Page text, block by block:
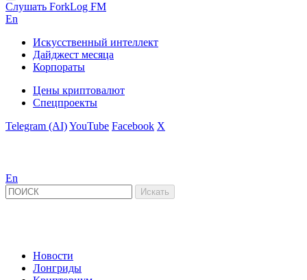
Слушать ForkLog FM
En
Искусственный интеллект
Дайджест месяца
Корпораты
Цены криптовалют
Спецпроекты
Telegram (AI)YouTube Facebook X
En
Новости
Лонгриды